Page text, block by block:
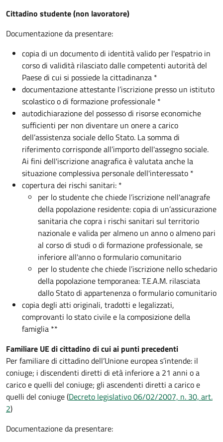
Cittadino studente (non lavoratore)
Documentazione da presentare:
copia di un documento di identità valido per l'espatrio in
corso di validità rilasciato dalle competenti autorità del
Paese di cui si possiede la cittadinanza *
documentazione attestante l’iscrizione presso un istituto
scolastico o di formazione professionale *
autodichiarazione del possesso di risorse economiche
sufficienti per non diventare un onere a carico
dell’assistenza sociale dello Stato. La somma di
riferimento corrisponde all’importo dell'assegno sociale.
Ai fini dell'iscrizione anagrafica è valutata anche la
situazione complessiva personale dell'interessato *
copertura dei rischi sanitari: *
per lo studente che chiede l’iscrizione nell'anagrafe
della popolazione residente: copia di un’assicurazione
sanitaria che copra i rischi sanitari sul territorio
nazionale e valida per almeno un anno o almeno pari
al corso di studi o di formazione professionale, se
inferiore all'anno o formulario comunitario
per lo studente che chiede l’iscrizione nello schedario
della popolazione temporanea: T.E.A.M. rilasciata
dallo Stato di appartenenza o formulario comunitario
copia degli atti originali, tradotti e legalizzati,
comprovanti lo stato civile e la composizione della
famiglia **
Familiare UE di cittadino di cui ai punti precedenti
Per familiare di cittadino dell’Unione europea s’intende: il
coniuge; i discendenti diretti di età inferiore a 21 anni o a
carico e quelli del coniuge; gli ascendenti diretti a carico e
quelli del coniuge (Decreto legislativo 06/02/2007, n. 30, art.
2)
Documentazione da presentare: